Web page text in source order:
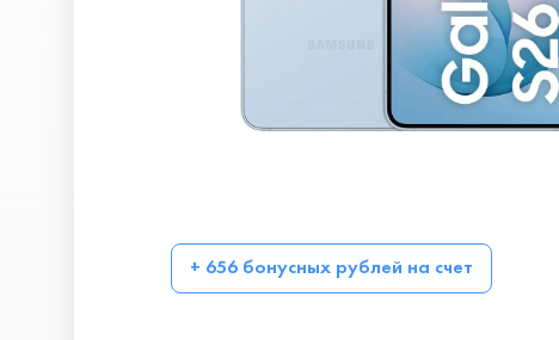
+ 656 бонусных рублей на счет